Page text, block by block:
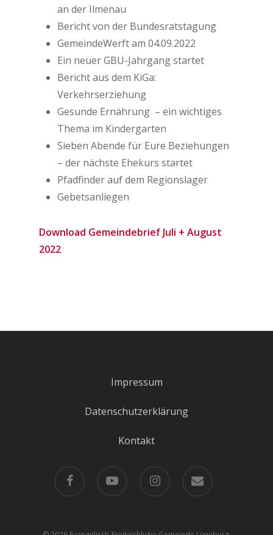
an der Ilmenau
Bericht von der Bundesratstagung
GemeindeWerft am 04.09.2022
Ein neuer GBU-Jahrgang startet
Bericht aus dem KiGa:
Verkehrserziehung
Gesunde Ernährung – ein wichtiges
Thema im Kindergarten
Sieben Abende für Eure Beziehungen
– der nächste Ehekurs startet
Pfadfinder auf dem Regionslager
Gebetsanliegen
Download Gemeindebrief Juli + August
2022
Impressum
Datenschutzerklärung
Kontakt
facebook instagram